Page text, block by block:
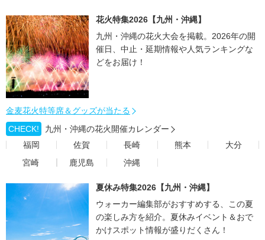
花火特集2026【九州・沖縄】
九州・沖縄の花火大会を掲載。2026年の開
催日、中止・延期情報や人気ランキングな
どをお届け！
金麦花火特等席＆グッズが当たる
CHECK!
九州・沖縄の花火開催カレンダー
福岡
佐賀 長崎 熊本
大分
宮崎
鹿児島 沖縄
夏休み特集2026【九州・沖縄】
ウォーカー編集部がおすすめする、この夏
の楽しみ方を紹介。夏休みイベント＆おで
かけスポット情報が盛りだくさん！